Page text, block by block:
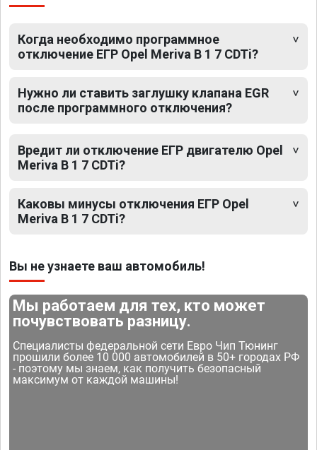
Когда необходимо программное
отключение ЕГР Opel Meriva B 1 7 CDTi?
Нужно ли ставить заглушку клапана EGR
после программного отключения?
Вредит ли отключение ЕГР двигателю Opel
Meriva B 1 7 CDTi?
Каковы минусы отключения ЕГР Opel
Meriva B 1 7 CDTi?
Вы не узнаете ваш автомобиль!
Мы работаем для тех, кто может
почувствовать разницу.
Специалисты федеральной сети Евро Чип Тюнинг
прошили более 10 000 автомобилей в 50+ городах РФ
- поэтому мы знаем, как получить безопасный
максимум от каждой машины!